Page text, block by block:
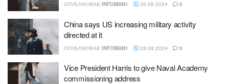
ОПУБЛІКУВАВ INFOMAN1 29.08.2024 0
China says US increasing military activity
directed at it
ОПУБЛІКУВАВ INFOMAN1 28.08.2024 0
Vice President Harris to give Naval Academy
commissioning address